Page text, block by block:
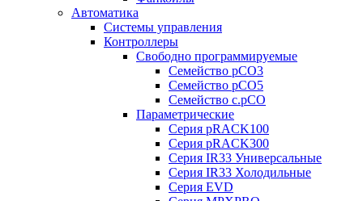
Автоматика
Системы управления
Контроллеры
Свободно программируемые
Семейство pCO3
Семейство pCO5
Семейство c.pCO
Параметрические
Серия pRACK100
Серия pRACK300
Серия IR33 Универсальные
Серия IR33 Холодильные
Серия EVD